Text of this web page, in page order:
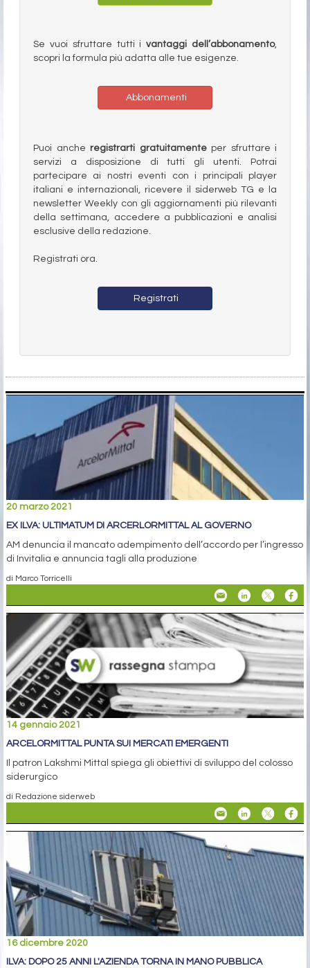
Se vuoi sfruttare tutti ivantaggi dell’abbonamento,
scopri la formula più adatta alle tue esigenze.
Abbonamenti
Puoi anche registrarti gratuitamenteper sfruttare i
servizi a disposizione di tutti gli utenti. Potrai
partecipare ai nostri eventi con i principali player
italiani e internazionali, ricevere il siderweb TG e la
newsletter Weekly con gli aggiornamenti più rilevanti
della settimana, accedere a pubblicazioni e analisi
esclusive della redazione.
Registrati ora.
Registrati
20 marzo 2021
EX ILVA: ULTIMATUM DI ARCERLORMITTAL AL GOVERNO
AM denuncia il mancato adempimento dell’accordo per l’ingresso
di Invitalia e annuncia tagli alla produzione
di Marco Torricelli
14 gennaio 2021
ARCELORMITTAL PUNTA SUI MERCATI EMERGENTI
Il patron Lakshmi Mittal spiega gli obiettivi di sviluppo del colosso
siderurgico
di Redazione siderweb
16 dicembre 2020
ILVA: DOPO 25 ANNI L'AZIENDA TORNA IN MANO PUBBLICA